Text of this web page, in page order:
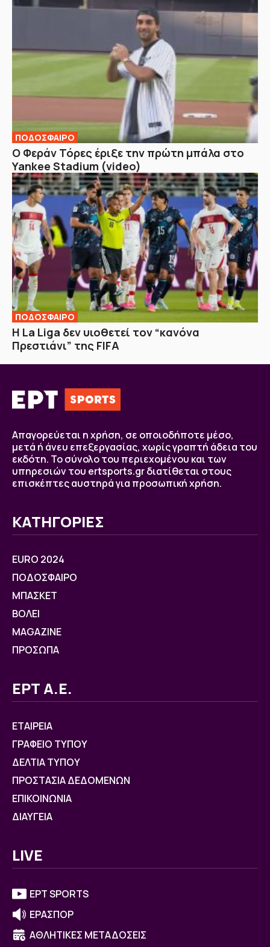
ΠΟΔΟΣΦΑΙΡΟ
Ο Φεράν Τόρες έριξε την πρώτη μπάλα στο
Yankee Stadium (video)
ΠΟΔΟΣΦΑΙΡΟ
Η La Liga δεν υιοθετεί τον “κανόνα
Πρεστιάνι” της FIFA
Απαγορεύεται η χρήση, σε οποιοδήποτε μέσο,
μετά ή άνευ επεξεργασίας, χωρίς γραπτή άδεια του
εκδότη. Το σύνολο του περιεχομένου και των
υπηρεσιών του ertsports.gr διατίθεται στους
επισκέπτες αυστηρά για προσωπική χρήση.
ΚΑΤΗΓΟΡΙΕΣ
EURO 2024
ΠΟΔΟΣΦΑΙΡΟ
ΜΠΑΣΚΕΤ
ΒOΛΕΙ
MAGAZINE
ΠΡΟΣΩΠΑ
ΕΡΤ Α.Ε.
ΕΤΑΙΡΕΙΑ
ΓΡΑΦΕΙΟ ΤΥΠΟΥ
ΔΕΛΤΙΑ ΤΥΠΟΥ
ΠΡΟΣΤΑΣΙΑ ΔΕΔΟΜΕΝΩΝ
ΕΠΙΚΟΙΝΩΝΙΑ
ΔΙΑΥΓΕΙΑ
LIVE
ΕΡΤ SPORTS
ΕΡΑΣΠΟΡ
ΑΘΛΗΤΙΚΕΣ ΜΕΤΑΔΟΣΕΙΣ